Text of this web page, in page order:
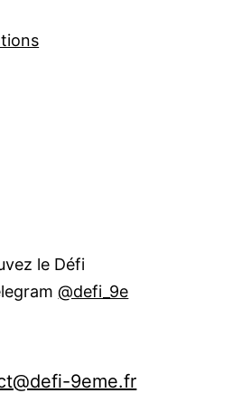
le Défi
@defi_9e
9eme.fr